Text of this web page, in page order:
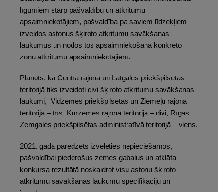
līgumiem starp pašvaldību un atkritumu
apsaimniekotājiem, pašvaldība pa saviem līdzekļiem
izveidos astoņus šķiroto atkritumu savākšanas
laukumus un nodos tos apsaimniekošanā konkrēto
zonu atkritumu apsaimniekotājiem.
Plānots, ka Centra rajona un Latgales priekšpilsētas
teritorijā tiks izveidoti divi šķiroto atkritumu savākšanas
laukumi, Vidzemes priekšpilsētas un Ziemeļu rajona
teritorijā – trīs, Kurzemes rajona teritorijā – divi, Rīgas
Zemgales priekšpilsētas administratīvā teritorijā – viens.
2021. gadā paredzēts izvēlēties nepieciešamos,
pašvaldībai piederošus zemes gabalus un atklāta
konkursa rezultātā noskaidrot visu astoņu šķiroto
atkritumu savākšanas laukumu specifikāciju un